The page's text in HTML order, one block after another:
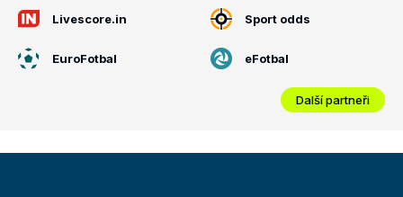
Livescore.in Sport odds
EuroFotbal eFotbal
Další partneři